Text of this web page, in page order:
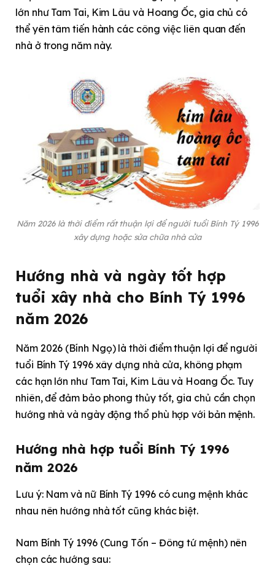
lớn như Tam Tai, Kim Lâu và Hoang Ốc, gia chủ có
thể yên tâm tiến hành các công việc liên quan đến
nhà ở trong năm này.​
Năm 2026 là thời điểm rất thuận lợi để người tuổi Bính Tý 1996
xây dựng hoặc sửa chữa nhà cửa
Hướng nhà và ngày tốt hợp
tuổi xây nhà cho Bính Tý 1996
năm 2026
Năm 2026 (Bính Ngọ) là thời điểm thuận lợi để người
tuổi Bính Tý 1996 xây dựng nhà cửa, không phạm
các hạn lớn như Tam Tai, Kim Lâu và Hoang Ốc. Tuy
nhiên, để đảm bảo phong thủy tốt, gia chủ cần chọn
hướng nhà và ngày động thổ phù hợp với bản mệnh.
Hướng nhà hợp tuổi Bính Tý 1996
năm 2026
Lưu ý: Nam và nữ Bính Tý 1996 có cung mệnh khác
nhau nên hướng nhà tốt cũng khác biệt.
Nam Bính Tý 1996 (Cung Tốn – Đông tứ mệnh) nên
chọn các hướng sau: